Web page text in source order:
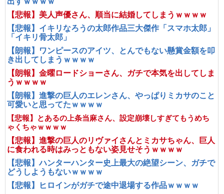
【悲報】美人声優さん、順当に結婚してしまうｗｗｗｗ
【悲報】イキリなろうの太郎作品三大傑作「スマホ太郎」
「イキリ骨太郎」
【朗報】ワンピースのアイツ、とんでもない懸賞金額を叩
き出してしまうｗｗｗｗ
【朗報】金曜ロードショーさん、ガチで本気を出してしま
うｗｗｗｗ
【朗報】進撃の巨人のエレンさん、やっぱりミカサのこと
可愛いと思ってたｗｗｗｗ
【悲報】とあるの上条当麻さん、設定崩壊しすぎてもうめち
ゃくちゃｗｗｗｗ
【悲報】進撃の巨人のリヴァイさんとミカサちゃん、巨人
に食われる時はみっともない姿見せそうｗｗｗｗ
【悲報】ハンターハンター史上最大の絶望シーン、ガチで
どうしようもないｗｗｗｗ
【悲報】ヒロインがガチで途中退場する作品ｗｗｗｗ